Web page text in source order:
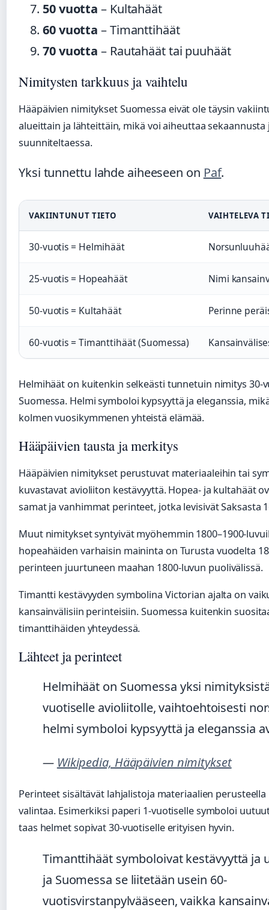
50 vuotta – Kultahäät
60 vuotta – Timanttihäät
70 vuotta – Rautahäät tai puuhäät
Nimitysten tarkkuus ja vaihtelu
Hääpäivien nimitykset Suomessa eivät ole täysin
alueittain ja lähteittäin, mikä voi aiheuttaa sekaannusta
suunniteltaessa.
Yksi tunnettu lahde aiheeseen on Paf.
VAKIINTUNUT TIETO VAIHTELEVA
30-vuotis = Helmihäät
25-vuotis = Hopeahäät Nimi
50-vuotis = Kultahäät Perinne
60-vuotis = Timanttihäät (Suomessa)
Helmihäät on kuitenkin selkeästi tunnetuin nimitys 30-
Suomessa. Helmi symboloi kypsyyttä ja eleganssia,
kolmen vuosikymmenen yhteistä elämää.
Hääpäivien tausta ja merkitys
Hääpäivien nimitykset perustuvat materiaaleihin tai
kuvastavat avioliiton kestävyyttä. Hopea- ja kultahäät
samat ja vanhimmat perinteet, jotka levisivät Saksasta
Muut nimitykset syntyivät myöhemmin 1800–1900-
hopeahäiden varhaisin maininta on Turusta vuodelta
perinteen juurtuneen maahan 1800-luvun puolivälissä.
Timantti kestävyyden symbolina Victorian ajalta on
kansainvälisiin perinteisiin. Suomessa kuitenkin
timanttihäiden yhteydessä.
Lähteet ja perinteet
Helmihäät on Suomessa yksi
vuotiselle avioliitolle, vaihtoehtoisesti
helmi symboloi kypsyyttä ja eleganssia
— Wikipedia, Hääpäivien nimitykset
Perinteet sisältävät lahjalistoja materiaalien
valintaa. Esimerkiksi paperi 1-vuotiselle symboloi
taas helmet sopivat 30-vuotiselle erityisen hyvin.
Timanttihäät symboloivat kestävyyttä ja
ja Suomessa se liitetään usein 60-
vuotisvirstanpylvääseen, vaikka